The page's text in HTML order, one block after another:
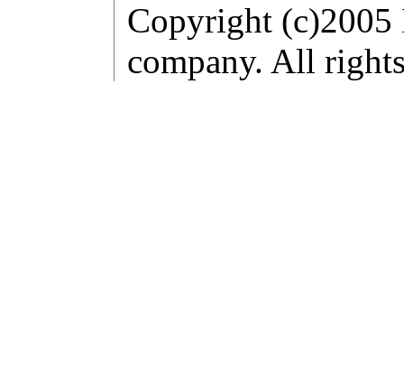
Copyright (c)2005
company. All